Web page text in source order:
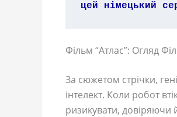
цей німецький
Фільм “Атлас”: Огляд
За сюжетом стрічки,
інтелект. Коли робот
ризикувати, довіряючи